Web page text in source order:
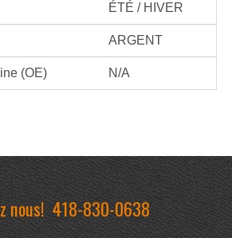
ÉTÉ / HIVER
ARGENT
(OE) N/A
nous!418-830-0638